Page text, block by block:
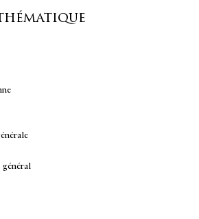
Jean-Baptiste
H.Y. Ph. de
Jean Baptiste Joseph
de